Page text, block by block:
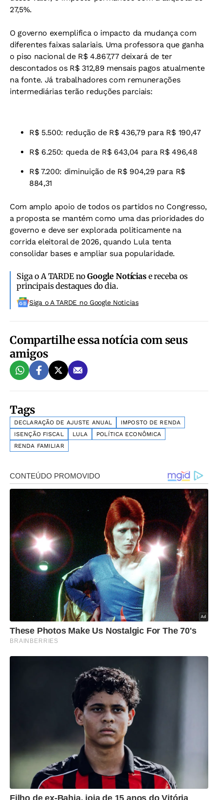
27,5%.
O governo exemplifica o impacto da mudança com
diferentes faixas salariais. Uma professora que ganha
o piso nacional de R$ 4.867,77 deixará de ter
descontados os R$ 312,89 mensais pagos atualmente
na fonte. Já trabalhadores com remunerações
intermediárias terão reduções parciais:
R$ 5.500: redução de R$ 436,79 para R$ 190,47
R$ 6.250: queda de R$ 643,04 para R$ 496,48
R$ 7.200: diminuição de R$ 904,29 para R$
884,31
Com amplo apoio de todos os partidos no Congresso,
a proposta se mantém como uma das prioridades do
governo e deve ser explorada politicamente na
corrida eleitoral de 2026, quando Lula tenta
consolidar bases e ampliar sua popularidade.
Siga o A TARDE noGoogle Notíciase receba os
principais destaques do dia.
Siga o A TARDE no Google Noticias
Compartilhe essa notícia com seus
amigos
Tags
DECLARAÇÃO DE AJUSTE ANUAL
IMPOSTO DE RENDA
ISENÇÃO FISCAL
LULA
POLÍTICA ECONÔMICA
RENDA FAMILIAR